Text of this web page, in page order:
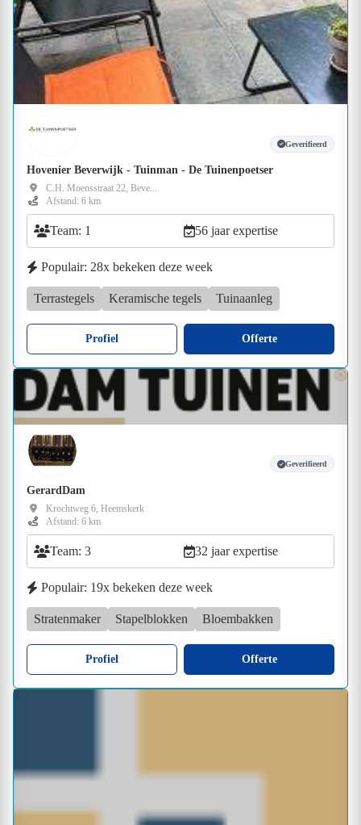
Geverifieerd
Hovenier Beverwijk - Tuinman - De Tuinenpoetser
C.H. Moensstraat 22, Beve...
Afstand: 6 km
Team: 1 56 jaar expertise
Populair: 28x bekeken deze week
Terrastegels Keramische tegels Tuinaanleg
Profiel Offerte
Geverifieerd
GerardDam
Krochtweg 6, Heemskerk
Afstand: 6 km
Team: 3 32 jaar expertise
Populair: 19x bekeken deze week
Stratenmaker Stapelblokken Bloembakken
Profiel Offerte